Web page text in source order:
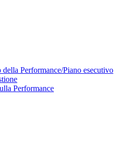
della Performance/Piano esecutivo
Performance